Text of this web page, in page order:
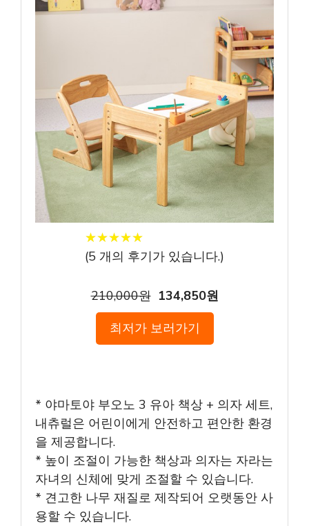
★★★★★
★★★★★
(5 개의 후기가 있습니다.)
210,000원 134,850원
최저가 보러가기
* 야마토야 부오노 3 유아 책상 + 의자 세트,
내츄럴은 어린이에게 안전하고 편안한 환경
을 제공합니다.
* 높이 조절이 가능한 책상과 의자는 자라는
자녀의 신체에 맞게 조절할 수 있습니다.
* 견고한 나무 재질로 제작되어 오랫동안 사
용할 수 있습니다.